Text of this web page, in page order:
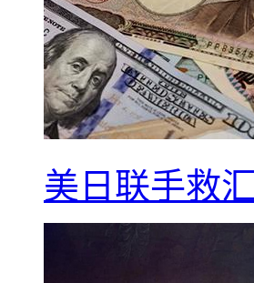
美日联手救